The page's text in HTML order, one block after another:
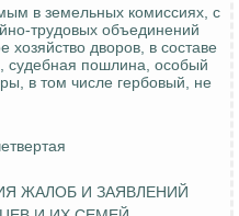
в земельных комиссиях, с
трудовых объединений
хозяйство дворов, в составе
судебная пошлина, особый
в том числе гербовый, не
ЖАЛОБ И ЗАЯВЛЕНИЙ